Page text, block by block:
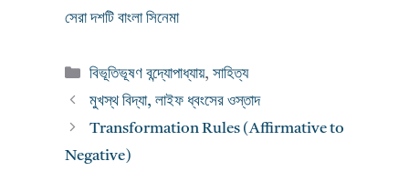
সেরা দশটি বাংলা সিনেমা
Categories
বিভূতিভূষণ বন্দ্যোপাধ্যায়, সাহিত্য
মুখস্থ বিদ্যা, লাইফ ধ্বংসের ওস্তাদ
Transformation Rules (Affirmative to
Negative)